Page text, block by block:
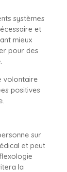
systèmes
et
mieux
pour des
volontaire
positives
sur
et peut
la